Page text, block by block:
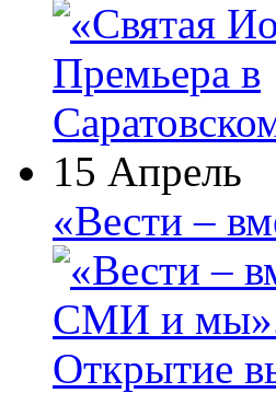
15 Апрель
«Вести –